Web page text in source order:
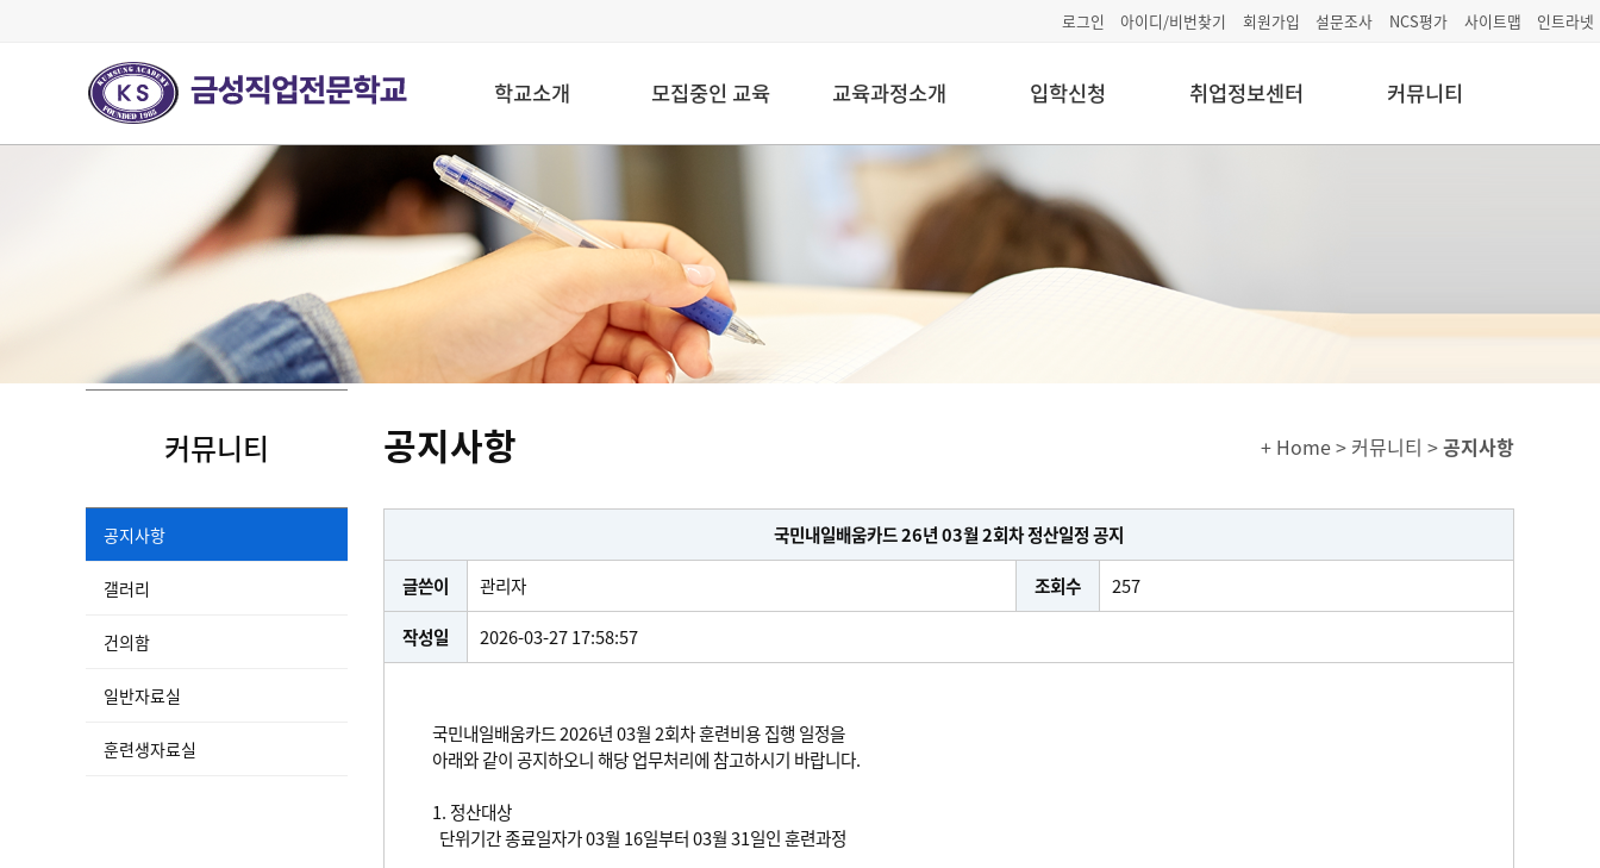
로그인 아이디/비번찾기 회원가입 설문조사 NCS평가 사이트맵 인트라넷
학교소개 모집중인 교육 교육과정소개 입학신청 취업정보센터 커뮤니티
커뮤니티
공지사항
갤러리
건의함
일반자료실
훈련생자료실
공지사항 + Home> 커뮤니티 >공지사항
국민내일배움카드 26년 03월 2회차 정산일정 공지
글쓴이
관리자 조회수
257
작성일
2026-03-27 17:58:57
국민내일배움카드 2026년 03월 2회차 훈련비용 집행 일정을
아래와 같이 공지하오니 해당 업무처리에 참고하시기 바랍니다.
1. 정산대상
단위기간 종료일자가 03월 16일부터 03월 31일인 훈련과정